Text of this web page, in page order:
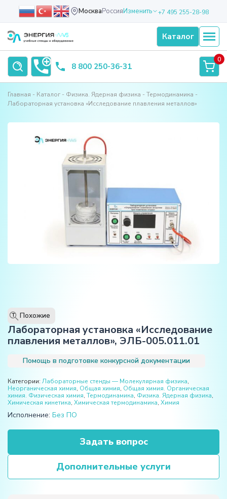
МоскваРоссияИзменить +7 495 255-28-98
Каталог
8 800 250-36-31
0
Главная Каталог Физика. Ядерная физика
Термодинамика
Лабораторная установка «Исследование плавления металлов»
T Похожие
Лабораторная установка «Исследование
плавления металлов», ЭЛБ-005.011.01
Помощь в подготовке конкурсной документации
Категории: Лабораторные стенды — Молекулярная физика,
Неорганическая химия, Общая химия, Общая химия. Органическая
химия. Физическая химия, Термодинамика, Физика. Ядерная физика,
Химическая кинетика, Химическая термодинамика, Химия
Исполнение: Без ПО
Задать вопрос
Дополнительные услуги